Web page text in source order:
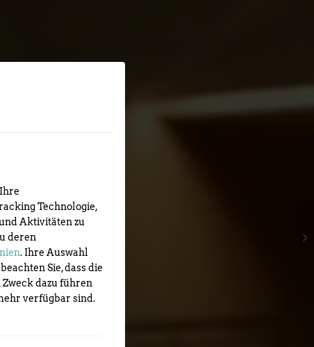
Technologie,
Aktivitäten zu
deren
. Ihre Auswahl
Sie, dass die
dazu führen
verfügbar sind.